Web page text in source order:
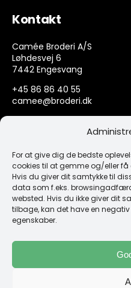
For at give dig de bedste
cookies til at gemme og/eller
Hvis du giver dit samtykke til
data som f.eks.
websted. Hvis du ikke giver dit
tilbage, kan det have en
egenskaber.
Kontakt
Camée Broderi A/S
Løhdesvej 6
7442 Engesvang
+45 86 86 40 55
camee@broderi.dk
Links
Spørgsmål & Svar
Tråd
Design selv guide
Konto
Log ind